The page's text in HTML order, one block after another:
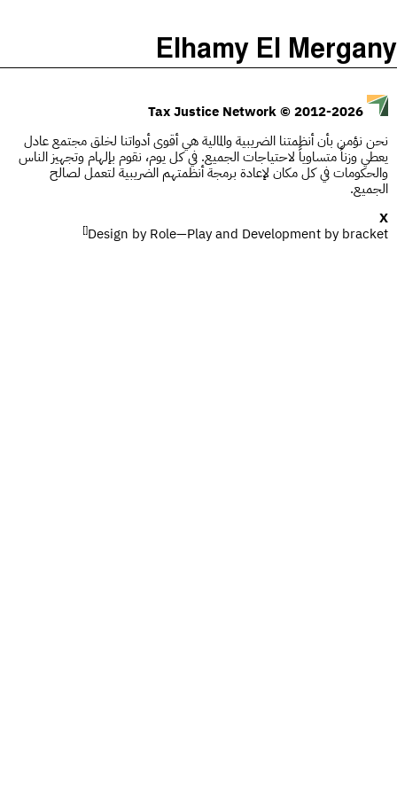
Justicia Impositiva
É Da Sua Conta
Impôts et Justice Sociale
Unequal India Decoded
الحلقات (0)
المصطلحات
يبحث
Elhamy El Mergany
© 2012-2026
نحن نؤمن بأن أنظمتنا الضريبية والمالية هي أقوى أدواتنا لخلق مجتمع عادل
يعطي وزناً متساوياً لاحتياجات الجميع. في كل يوم، نقوم بإلهام وتجهيز الناس
والحكومات في كل مكان لإعادة برمجة أنظمتهم الضريبية لتعمل لصالح
الجميع.
X
Design by Role—Playand Development by bracket
[]